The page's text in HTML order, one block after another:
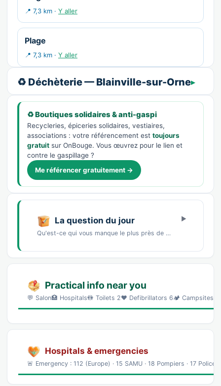
📍 7,3 km · Y aller
Plage
📍 7,3 km · Y aller
♻️ Déchèterie — Blainville-sur-Orne
♻️ Boutiques solidaires & anti-gaspi
Recycleries, épiceries solidaires, vestiaires,
associations : votre référencement est toujours
gratuit sur OnBouge. Vous œuvrez pour le lien et
contre le gaspillage ?
Me référencer gratuitement →
La question du jour
Qu'est-ce qui vous manque le plus près de chez vous ?Un marché de producteursDes commerces…
Practical info near you
💬 Salon🏥 Hospitals🚻 Toilets 2❤️ Defibrillators 6🏕️ Campsites
Hospitals & emergencies
🚨 Emergency : 112 (Europe) · 15 SAMU · 18 Pompiers · 17